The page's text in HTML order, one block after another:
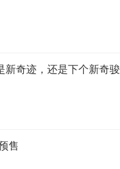
新奇迹，还是下个新奇骏
售